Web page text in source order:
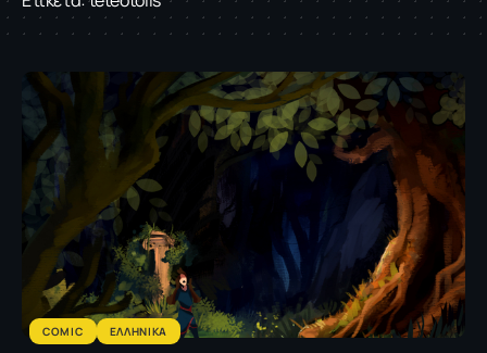
COMIC ΕΛΛΗΝΙΚΑ